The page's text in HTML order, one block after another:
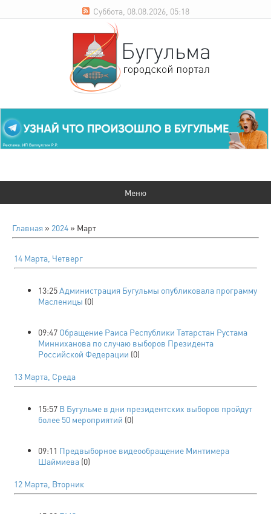
Суббота, 08.08.2026, 05:18
Главная » 2024 » Март
14 Марта, Четверг
13:25Администрация Бугульмы опубликовала программу
Масленицы (0)
09:47 Обращение Раиса Республики Татарстан Рустама
Минниханова по случаю выборов Президента
Российской Федерации (0)
13 Марта, Среда
15:57 В Бугульме в дни президентских выборов пройдут
более 50 мероприятий (0)
09:11 Предвыборное видеообращение Минтимера
Шаймиева (0)
12 Марта, Вторник